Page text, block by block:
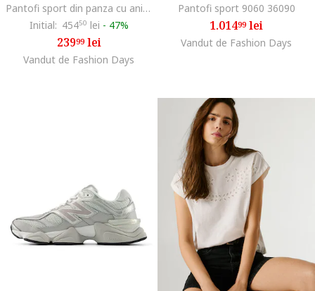
Pantofi sport din panza cu animal print All Star Lift, Negru/Crem
Initial: 45450 lei - 47%
23999lei
Vandut de Fashion Days
Pantofi sport 9060 36090
1.01499lei
Vandut de Fashion Days